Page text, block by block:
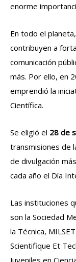
enorme
En todo el
contribuyen a
comunicación
más. Por ello, en
emprendió la
Científica.
Se eligió el 28 de
transmisiones de
de divulgación
cada año el Día
Las instituciones
son la Sociedad
la Técnica,
Scientifique Et
Juveniles en